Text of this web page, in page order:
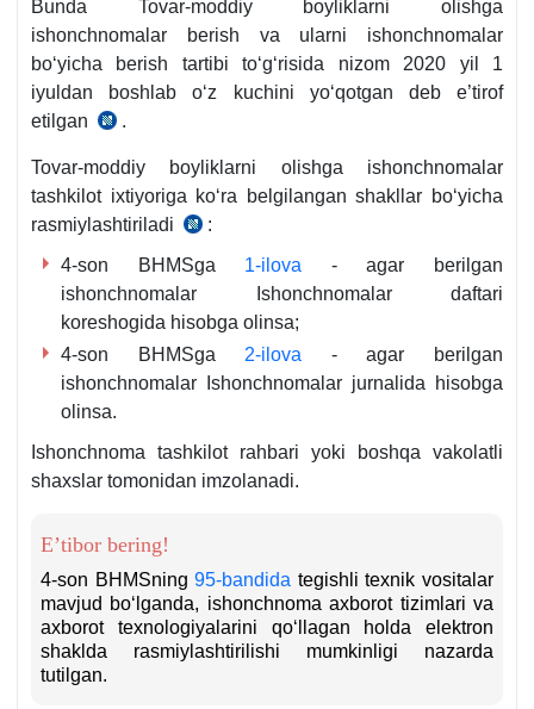
Bunda Tovar-moddiy boyliklarni olishga
ishonchnomalar berish va ularni ishonchnomalar
boʻyicha berish tartibi toʻgʻrisida nizom 2020 yil 1
iyuldan boshlab oʻz kuchini yoʻqotgan deb e’tirof
etilgan
AV
01.07.2020
son
bilan
roʻyхatga
olingan
.
Tovar-moddiy boyliklarni olishga ishonchnomalar
tashkilot iхtiyoriga koʻra belgilangan shakllar boʻyicha
rasmiylashtiriladi
Oʻzbekiston
Respublikasi
Moliya
vazirining
2020
yil
24-
son
94
b.
:
4-son BHMSga 1-ilova - agar berilgan
ishonchnomalar Ishonchnomalar daftari
koreshogida hisobga olinsa;
4-son BHMSga 2-ilova - agar berilgan
ishonchnomalar Ishonchnomalar jurnalida hisobga
olinsa.
Ishonchnoma tashkilot rahbari yoki boshqa vakolatli
shaхslar tomonidan imzolanadi.
E’tibor bering!
4-son BHMSning95-bandida tegishli teхnik vositalar
mavjud boʻlganda, ishonchnoma aхborot tizimlari va
aхborot teхnologiyalarini qoʻllagan holda elektron
shaklda rasmiylashtirilishi mumkinligi nazarda
tutilgan.